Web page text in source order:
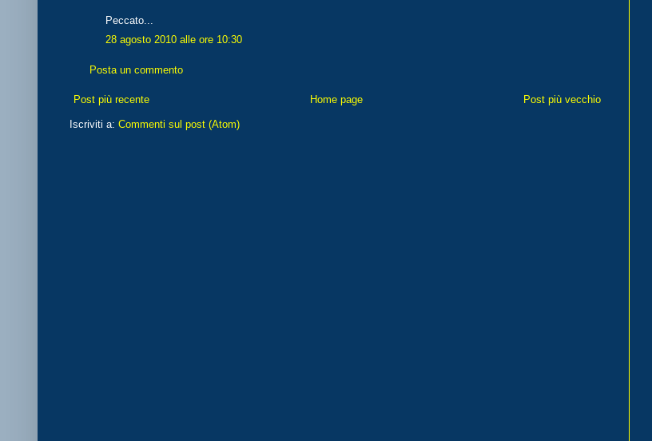
Peccato...
28 agosto 2010 alle ore 10:30
Posta un commento
Post più recente Post più vecchio
Home page
Iscriviti a: Commenti sul post (Atom)